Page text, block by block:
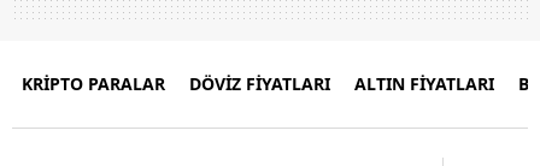
KRİPTO PARALAR DÖVİZ FİYATLARI ALTIN FİYATLARI